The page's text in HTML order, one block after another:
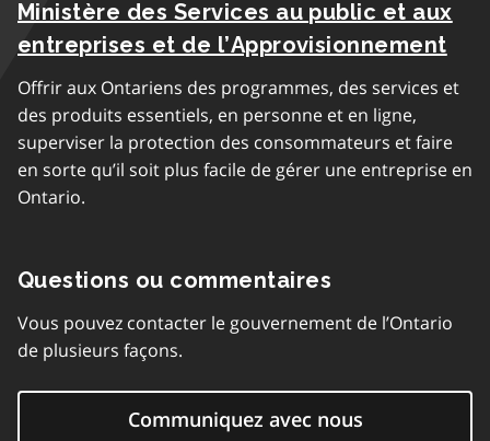
Ministère des Services au public et aux
entreprises et de l’Approvisionnement
Offrir aux Ontariens des programmes, des services et
des produits essentiels, en personne et en ligne,
superviser la protection des consommateurs et faire
en sorte qu’il soit plus facile de gérer une entreprise en
Ontario.
Questions ou commentaires
Vous pouvez contacter le gouvernement de l’Ontario
de plusieurs façons.
Communiquez avec nous